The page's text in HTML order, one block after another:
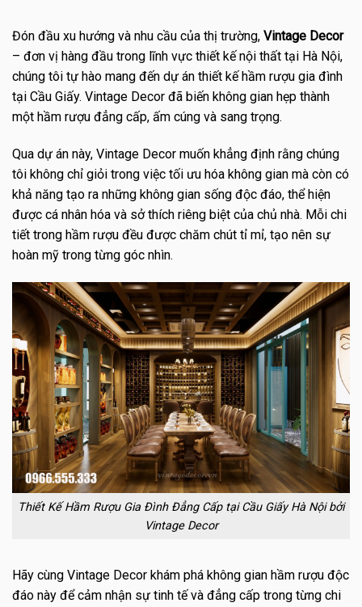
Đón đầu xu hướng và nhu cầu của thị trường, Vintage Decor
– đơn vị hàng đầu trong lĩnh vực thiết kế nội thất tại Hà Nội,
chúng tôi tự hào mang đến dự án thiết kế hầm rượu gia đình
tại Cầu Giấy. Vintage Decor đã biến không gian hẹp thành
một hầm rượu đẳng cấp, ấm cúng và sang trọng.
Qua dự án này, Vintage Decor muốn khẳng định rằng chúng
tôi không chỉ giỏi trong việc tối ưu hóa không gian mà còn có
khả năng tạo ra những không gian sống độc đáo, thể hiện
được cá nhân hóa và sở thích riêng biệt của chủ nhà. Mỗi chi
tiết trong hầm rượu đều được chăm chút tỉ mỉ, tạo nên sự
hoàn mỹ trong từng góc nhìn.
Thiết Kế Hầm Rượu Gia Đình Đẳng Cấp tại Cầu Giấy Hà Nội bởi
Vintage Decor
Hãy cùng Vintage Decor khám phá không gian hầm rượu độc
đáo này để cảm nhận sự tinh tế và đẳng cấp trong từng chi